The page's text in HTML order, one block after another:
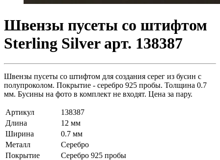
Швензы пусеты со штифтом
Sterling Silver арт. 138387
Швензы пусеты со штифтом для создания серег из бусин с
полупроколом. Покрытие - серебро 925 пробы. Толщина 0.7
мм. Бусины на фото в комплект не входят. Цена за пару.
Артикул
138387
Длина
12 мм
Ширина
0.7 мм
Металл
Серебро
Покрытие
Серебро 925 пробы